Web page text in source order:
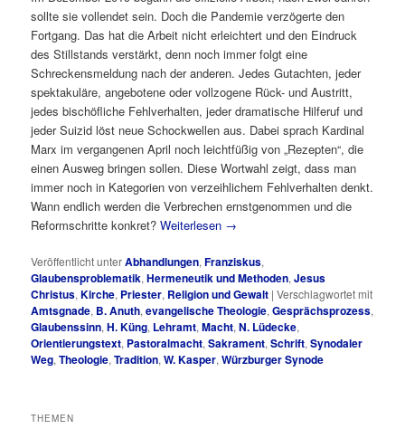
sollte sie vollendet sein. Doch die Pandemie verzögerte den
Fortgang. Das hat die Arbeit nicht erleichtert und den Eindruck
des Stillstands verstärkt, denn noch immer folgt eine
Schreckensmeldung nach der anderen. Jedes Gutachten, jeder
spektakuläre, angebotene oder vollzogene Rück- und Austritt,
jedes bischöfliche Fehlverhalten, jeder dramatische Hilferuf und
jeder Suizid löst neue Schockwellen aus. Dabei sprach Kardinal
Marx im vergangenen April noch leichtfüßig von „Rezepten“, die
einen Ausweg bringen sollen. Diese Wortwahl zeigt, dass man
immer noch in Kategorien von verzeihlichem Fehlverhalten denkt.
Wann endlich werden die Verbrechen ernstgenommen und die
Reformschritte konkret?Weiterlesen →
Veröffentlicht unterAbhandlungen,Franziskus,
Glaubensproblematik,Hermeneutik und Methoden,Jesus
Christus,Kirche, Priester, Religion und Gewalt |Verschlagwortet mit
Amtsgnade, B. Anuth,evangelische Theologie,Gesprächsprozess,
Glaubenssinn,H. Küng, Lehramt,Macht,N. Lüdecke,
Orientierungstext, Pastoralmacht,Sakrament,Schrift,Synodaler
Weg,Theologie,Tradition,W. Kasper,Würzburger Synode
THEMEN